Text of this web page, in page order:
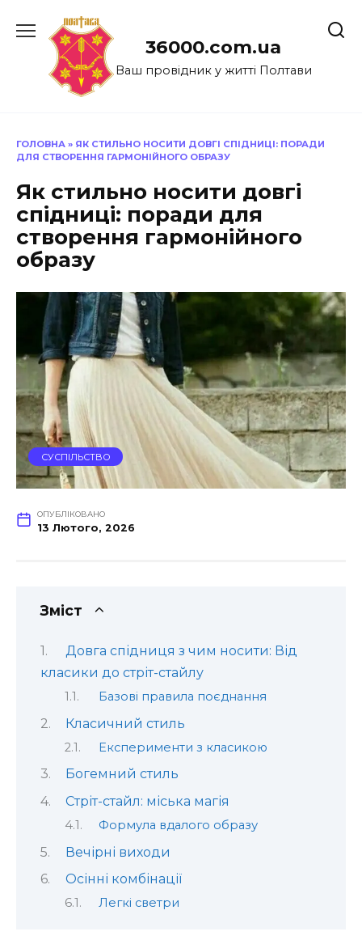
до
36000.com.ua
Ваш провідник у житті Полтави
ГОЛОВНА » ЯК СТИЛЬНО НОСИТИ ДОВГІ СПІДНИЦІ: ПОРАДИ
ДЛЯ СТВОРЕННЯ ГАРМОНІЙНОГО ОБРАЗУ
Як стильно носити довгі
спідниці: поради для
створення гармонійного
образу
СУСПІЛЬСТВО
ОПУБЛІКОВАНО
13 Лютого, 2026
Зміст
Довга спідниця з чим носити: Від
класики до стріт-стайлу
Базові правила поєднання
Класичний стиль
Експерименти з класикою
Богемний стиль
Стріт-стайл: міська магія
Формула вдалого образу
Вечірні виходи
Осінні комбінації
Легкі светри